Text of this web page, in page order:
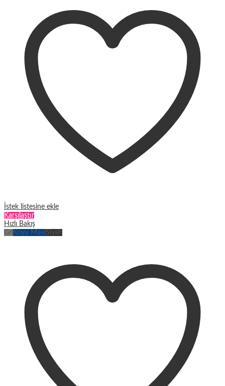
varyasyonu
var.
Seçenekler
ürün
sayfasından
seçilebilir
İstek listesine ekle
Karşılaştır
Hızlı Bakış
Gri Koyu MaviSiyah